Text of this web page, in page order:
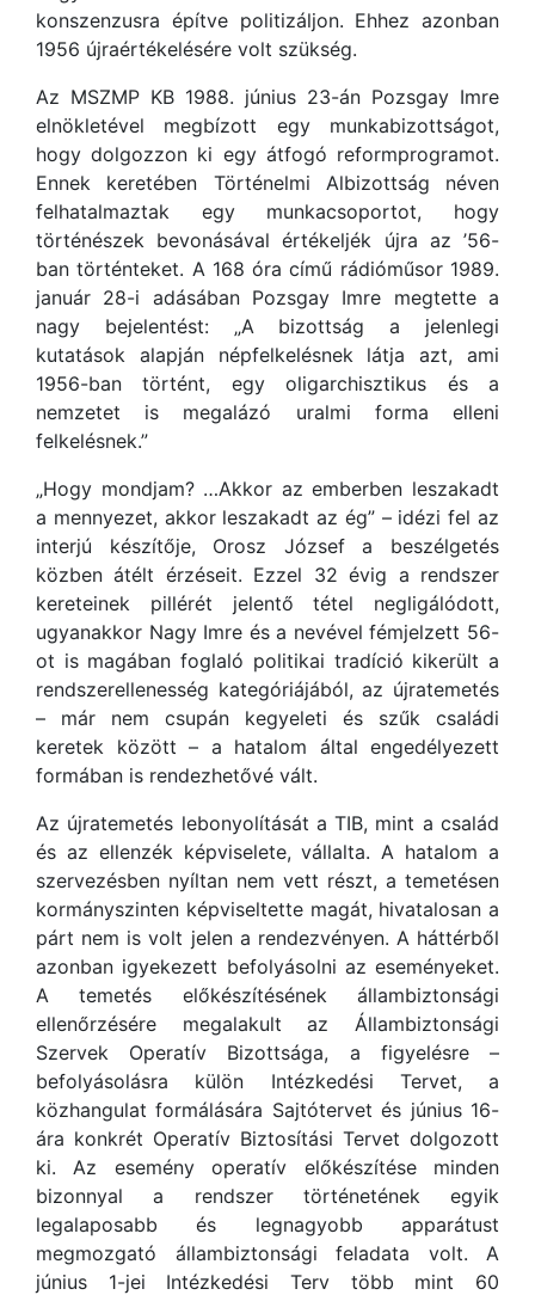
konszenzusra építve politizáljon. Ehhez azonban
1956 újraértékelésére volt szükség.
Az MSZMP KB 1988. június 23-án Pozsgay Imre
elnökletével megbízott egy munkabizottságot,
hogy dolgozzon ki egy átfogó reformprogramot.
Ennek keretében Történelmi Albizottság néven
felhatalmaztak egy munkacsoportot, hogy
történészek bevonásával értékeljék újra az ’56-
ban történteket. A 168 óra című rádióműsor 1989.
január 28-i adásában Pozsgay Imre megtette a
nagy bejelentést: „A bizottság a jelenlegi
kutatások alapján népfelkelésnek látja azt, ami
1956-ban történt, egy oligarchisztikus és a
nemzetet is megalázó uralmi forma elleni
felkelésnek.”
„Hogy mondjam? …Akkor az emberben leszakadt
a mennyezet, akkor leszakadt az ég” – idézi fel az
interjú készítője, Orosz József a beszélgetés
közben átélt érzéseit. Ezzel 32 évig a rendszer
kereteinek pillérét jelentő tétel negligálódott,
ugyanakkor Nagy Imre és a nevével fémjelzett 56-
ot is magában foglaló politikai tradíció kikerült a
rendszerellenesség kategóriájából, az újratemetés
– már nem csupán kegyeleti és szűk családi
keretek között – a hatalom által engedélyezett
formában is rendezhetővé vált.
Az újratemetés lebonyolítását a TIB, mint a család
és az ellenzék képviselete, vállalta. A hatalom a
szervezésben nyíltan nem vett részt, a temetésen
kormányszinten képviseltette magát, hivatalosan a
párt nem is volt jelen a rendezvényen. A háttérből
azonban igyekezett befolyásolni az eseményeket.
A temetés előkészítésének állambiztonsági
ellenőrzésére megalakult az Állambiztonsági
Szervek Operatív Bizottsága, a figyelésre –
befolyásolásra külön Intézkedési Tervet, a
közhangulat formálására Sajtótervet és június 16-
ára konkrét Operatív Biztosítási Tervet dolgozott
ki. Az esemény operatív előkészítése minden
bizonnyal a rendszer történetének egyik
legalaposabb és legnagyobb apparátust
megmozgató állambiztonsági feladata volt. A
június 1-jei Intézkedési Terv több mint 60